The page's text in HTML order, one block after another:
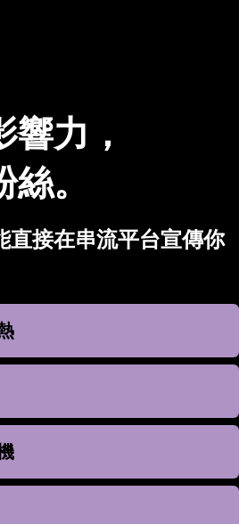
力，
。
直接在串流平台宣傳你